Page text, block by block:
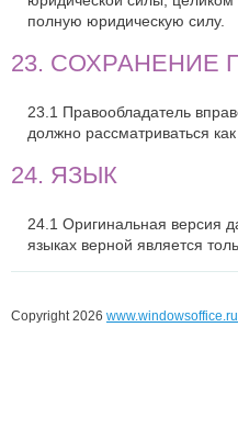
полную юридическую силу.
23. СОХРАНЕНИЕ
23.1 Правообладатель
должно рассматриваться
24. ЯЗЫК
24.1 Оригинальная версия
языках верной является
Copyright 2026 www.windowsoffice.ru